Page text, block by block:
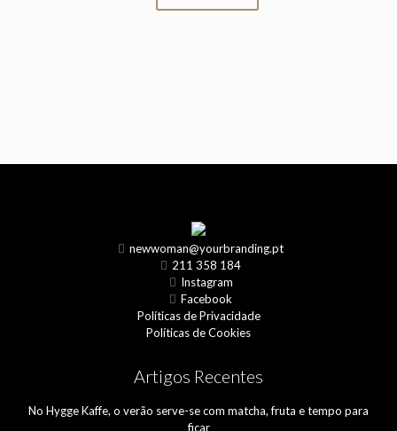
newwoman@yourbranding.pt
211 358 184
Instagram
Facebook
Políticas de Privacidade
Políticas de Cookies
Artigos Recentes
No Hygge Kaffe, o verão serve-se com matcha, fruta e tempo para
ficar